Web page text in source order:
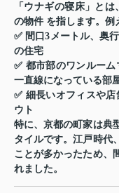
「ウナギの寝床」とは
の物件 を指します。例
✅ 間口3メートル、奥
の住宅
✅ 都市部のワンルーム
一直線になっている部
✅ 細長いオフィスや店
ウト
特に、京都の町家は典
タイルです。江戸時代
ことが多かったため、
れました。